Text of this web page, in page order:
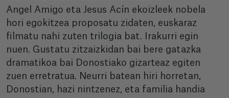
Angel Amigo eta Jesus Acín ekoizleek nobela
hori egokitzea proposatu zidaten, euskaraz
filmatu nahi zuten trilogia bat. Irakurri egin
nuen. Gustatu zitzaizkidan bai bere gatazka
dramatikoa bai Donostiako gizarteaz egiten
zuen erretratua. Neurri batean hiri horretan,
Donostian, hazi nintzenez, eta familia handia